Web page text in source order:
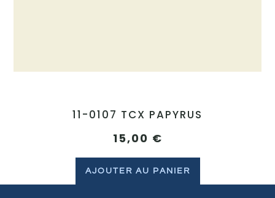
11-0107 TCX PAPYRUS
15,00 €
AJOUTER AU PANIER